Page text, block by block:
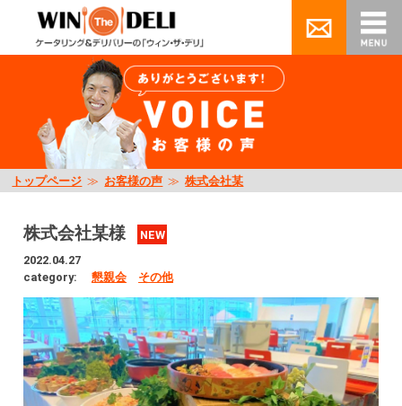
トップページ ≫ お客様の声 ≫株式会社某
株式会社某様
NEW
2022.04.27
category:
懇親会 その他